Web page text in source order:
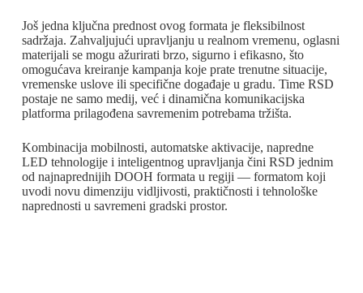
Još jedna ključna prednost ovog formata je fleksibilnost
sadržaja. Zahvaljujući upravljanju u realnom vremenu, oglasni
materijali se mogu ažurirati brzo, sigurno i efikasno, što
omogućava kreiranje kampanja koje prate trenutne situacije,
vremenske uslove ili specifične događaje u gradu. Time RSD
postaje ne samo medij, već i dinamična komunikacijska
platforma prilagođena savremenim potrebama tržišta.
Kombinacija mobilnosti, automatske aktivacije, napredne
LED tehnologije i inteligentnog upravljanja čini RSD jednim
od najnaprednijih DOOH formata u regiji — formatom koji
uvodi novu dimenziju vidljivosti, praktičnosti i tehnološke
naprednosti u savremeni gradski prostor.